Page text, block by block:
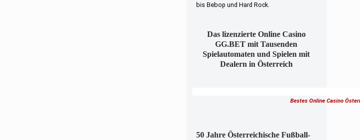
bis Bebop und Hard Rock.
Das lizenzierte Online Casino
GG.BET mit Tausenden
Spielautomaten und Spielen mit
Dealern in Österreich
Bestes Online Casino
50 Jahre Österreichische Fußball-